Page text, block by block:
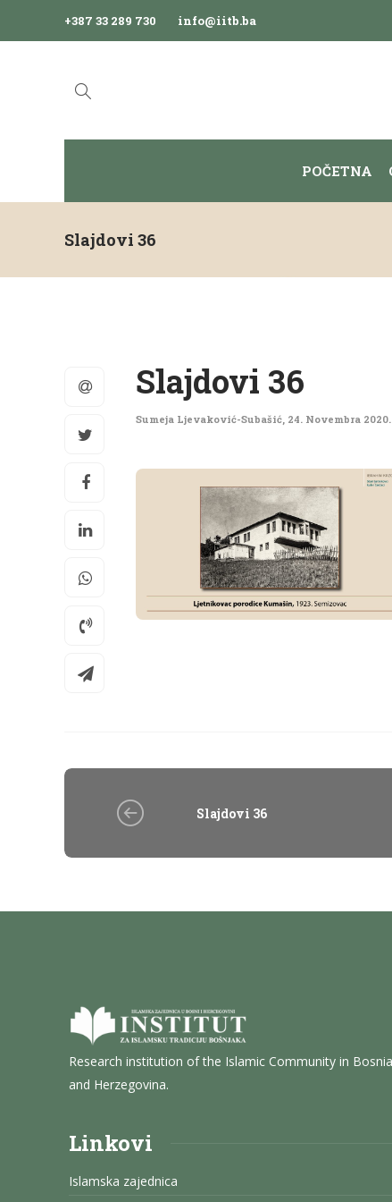
+387 33 289 730 info@iitb.ba
POČETNA
Slajdovi 36
Slajdovi 36
Sumeja Ljevaković-Subašić, 24. Novembra 2020.
Slajdovi 36
Research institution of the Islamic Community in Bosnia
and Herzegovina.
Linkovi
Islamska zajednica